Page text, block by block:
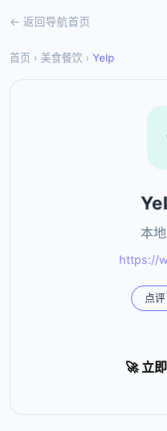
← 返回导航首页
首页 › 美食餐饮 › Yelp
本
https://
点评
🚀 立